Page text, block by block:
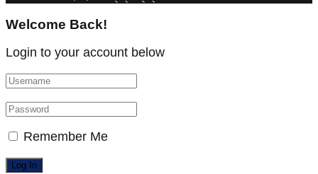
Welcome Back!
Login to your account below
Remember Me